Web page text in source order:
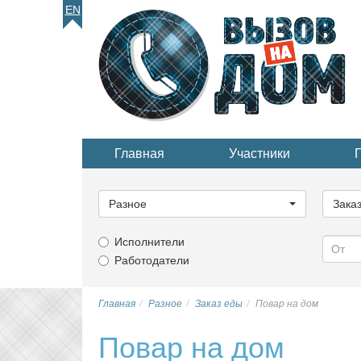
EN
Главная Участники
категорию...
Разное
Исполнители
Работодатели
Главная Разное Заказ еды Повар на дом
Повар на дом